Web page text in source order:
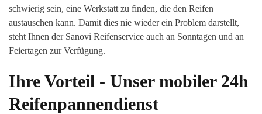
schwierig sein, eine Werkstatt zu finden, die den Reifen
austauschen kann. Damit dies nie wieder ein Problem darstellt,
steht Ihnen der Sanovi Reifenservice auch an Sonntagen und an
Feiertagen zur Verfügung.
Ihre Vorteil - Unser mobiler 24h
Reifenpannendienst